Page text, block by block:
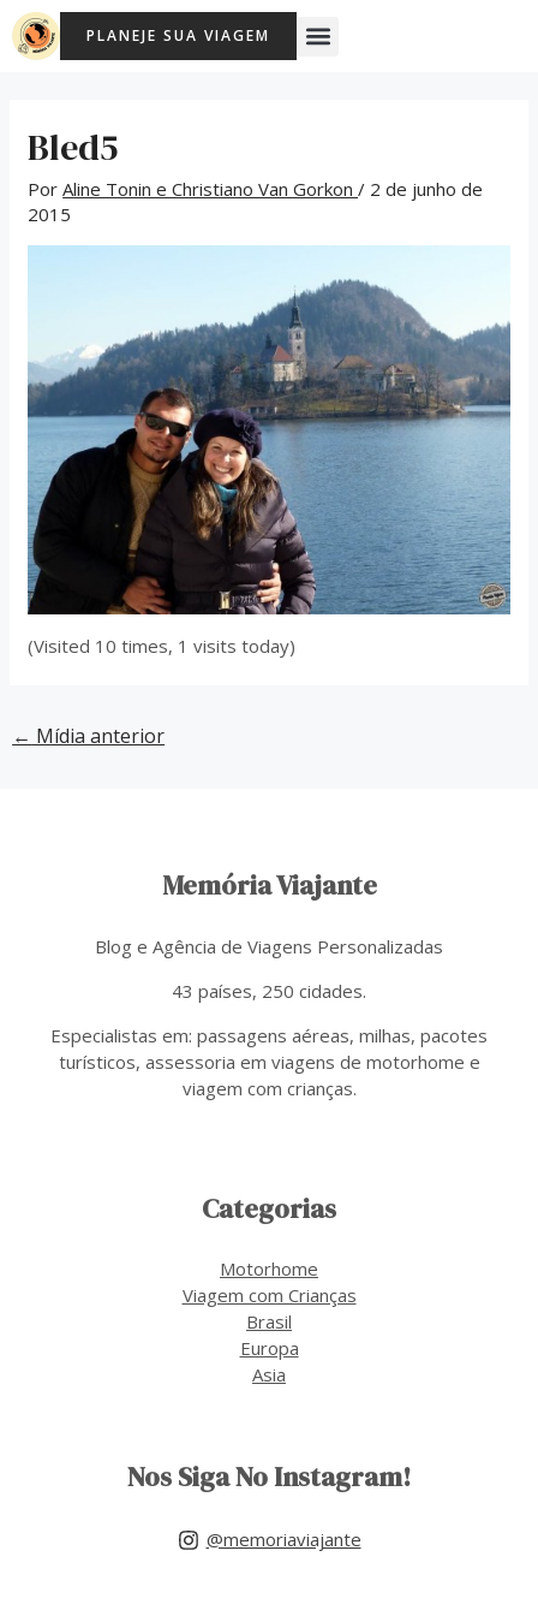
para
PLANEJE SUA VIAGEM Menu
Bled5
PorAline Tonin e Christiano Van Gorkon/ 2 de junho de
2015
(Visited 10 times, 1 visits today)
Post
navigation
← Mídia anterior
Memória Viajante
Blog e Agência de Viagens Personalizadas
43 países, 250 cidades.
Especialistas em: passagens aéreas, milhas, pacotes
turísticos, assessoria em viagens de motorhome e
viagem com crianças.
Categorias
Motorhome
Viagem com Crianças
Brasil
Europa
Asia
Nos Siga No Instagram!
@memoriaviajante